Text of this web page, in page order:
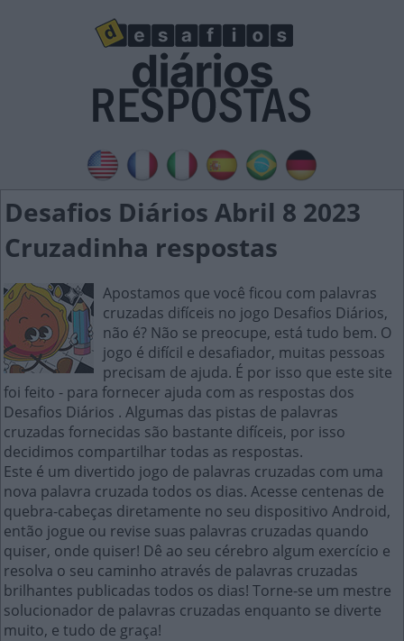
Desafios Diários Abril 8 2023
Cruzadinha respostas
Apostamos que você ficou com palavras
cruzadas difíceis no jogo Desafios Diários,
não é? Não se preocupe, está tudo bem. O
jogo é difícil e desafiador, muitas pessoas
precisam de ajuda. É por isso que este site
foi feito - para fornecer ajuda com as respostas dos
Desafios Diários . Algumas das pistas de palavras
cruzadas fornecidas são bastante difíceis, por isso
decidimos compartilhar todas as respostas.
Este é um divertido jogo de palavras cruzadas com uma
nova palavra cruzada todos os dias. Acesse centenas de
quebra-cabeças diretamente no seu dispositivo Android,
então jogue ou revise suas palavras cruzadas quando
quiser, onde quiser! Dê ao seu cérebro algum exercício e
resolva o seu caminho através de palavras cruzadas
brilhantes publicadas todos os dias! Torne-se um mestre
solucionador de palavras cruzadas enquanto se diverte
muito, e tudo de graça!